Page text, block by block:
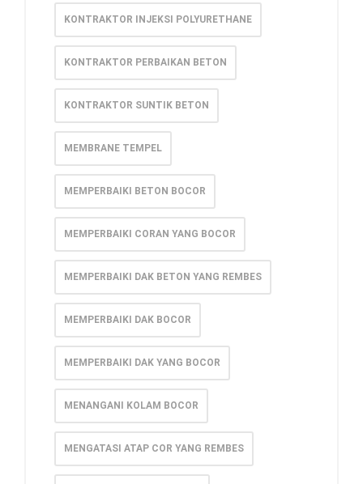
KONTRAKTOR INJEKSI POLYURETHANE
KONTRAKTOR PERBAIKAN BETON
KONTRAKTOR SUNTIK BETON
MEMBRANE TEMPEL
MEMPERBAIKI BETON BOCOR
MEMPERBAIKI CORAN YANG BOCOR
MEMPERBAIKI DAK BETON YANG REMBES
MEMPERBAIKI DAK BOCOR
MEMPERBAIKI DAK YANG BOCOR
MENANGANI KOLAM BOCOR
MENGATASI ATAP COR YANG REMBES